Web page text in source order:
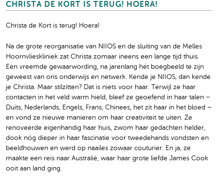
CHRISTA DE KORT IS TERUG! HOERA!
Christa de Kort is terug! Hoera!
Na de grote reorganisatie van NIIOS en de sluiting van de Melles
Hoornvlieskliniek zat Christa zomaar ineens een lange tijd thuis.
Een vreemde gewaarwording, na jarenlang hét boegbeeld te zijn
geweest van ons onderwijs en netwerk. Kende je NIIOS, dan kende
je Christa. Maar stilzitten? Dat is niets voor haar. Terwijl ze haar
contacten in het veld warm hield, bleef ze geoefend in haar talen –
Duits, Nederlands, Engels, Frans, Chinees, het zit haar in het bloed –
en vond ze nieuwe manieren om haar creativiteit te uiten. Ze
renoveerde eigenhandig haar huis, zwom haar gedachten helder,
dook nóg dieper in haar fascinatie voor tweedehands vondsten en
beeldhouwen en werd op naailes zowaar couturier. En ja, ze
maakte een reis naar Australië, waar haar grote liefde James Cook
ooit aan land ging.